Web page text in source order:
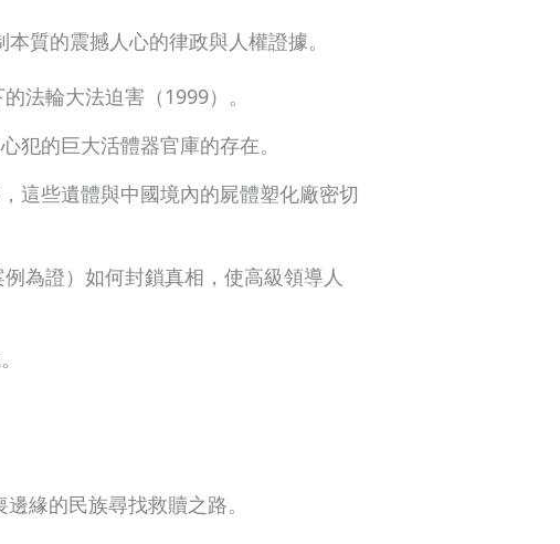
質的震撼人心的律政與人權證據。
法輪大法迫害（1999）。
犯的巨大活體器官庫的存在。
這些遺體與中國境內的屍體塑化廠密切
為證）如何封鎖真相，使高級領導人
緣的民族尋找救贖之路。